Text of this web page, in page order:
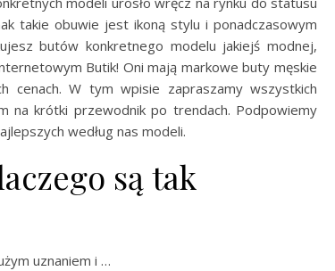
takie obuwie jest ikoną stylu i ponadczasowym
butów konkretnego modelu jakiejś modnej,
Butik! Oni mają markowe buty męskie
cenach. W tym wpisie zapraszamy wszystkich
na krótki przewodnik po trendach. Podpowiemy
według nas modeli.
są tak
uznaniem i …